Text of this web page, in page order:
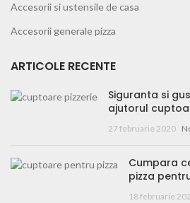
Accesorii si ustensile de casa
Accesorii generale pizza
ARTICOLE RECENTE
Siguranta si
ajutorul
27 februarie 2020
Cumpara
pizza
18 februarie